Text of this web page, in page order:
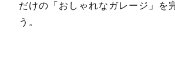
だけの「おしゃれなガレージ」を
う。